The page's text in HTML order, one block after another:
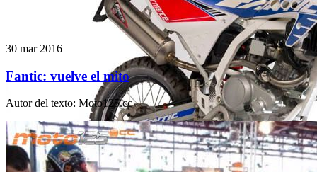
30 mar 2016
Fantic: vuelve el mito
Autor del texto: Moto125.cc